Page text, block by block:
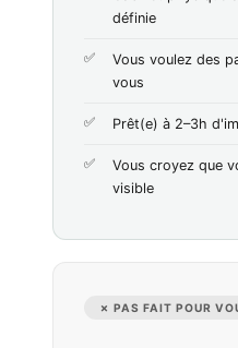
définie
Vous voulez des
vous
Prêt(e) à 2–3h
Vous croyez que
visible
✗ PAS FAIT POUR